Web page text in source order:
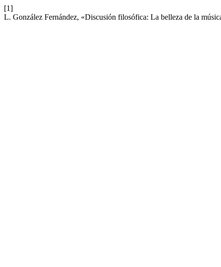
[1]
L. González Fernández, «Discusión filosófica: La belleza de la